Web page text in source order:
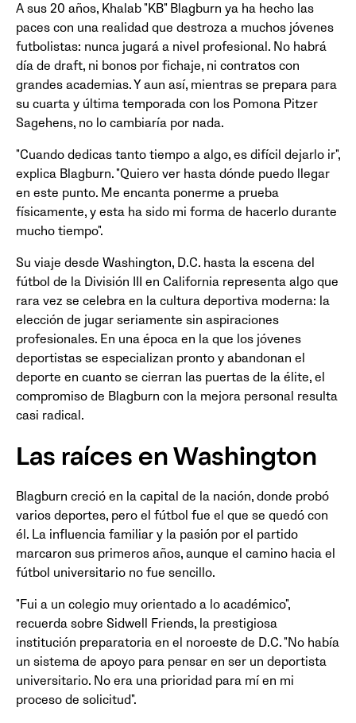
A sus 20 años, Khalab "KB" Blagburn ya ha hecho las
paces con una realidad que destroza a muchos jóvenes
futbolistas: nunca jugará a nivel profesional. No habrá
día de draft, ni bonos por fichaje, ni contratos con
grandes academias. Y aun así, mientras se prepara para
su cuarta y última temporada con los Pomona Pitzer
Sagehens, no lo cambiaría por nada.
"Cuando dedicas tanto tiempo a algo, es difícil dejarlo ir",
explica Blagburn. "Quiero ver hasta dónde puedo llegar
en este punto. Me encanta ponerme a prueba
físicamente, y esta ha sido mi forma de hacerlo durante
mucho tiempo".
Su viaje desde Washington, D.C. hasta la escena del
fútbol de la División III en California representa algo que
rara vez se celebra en la cultura deportiva moderna: la
elección de jugar seriamente sin aspiraciones
profesionales. En una época en la que los jóvenes
deportistas se especializan pronto y abandonan el
deporte en cuanto se cierran las puertas de la élite, el
compromiso de Blagburn con la mejora personal resulta
casi radical.
Las raíces en Washington
Blagburn creció en la capital de la nación, donde probó
varios deportes, pero el fútbol fue el que se quedó con
él. La influencia familiar y la pasión por el partido
marcaron sus primeros años, aunque el camino hacia el
fútbol universitario no fue sencillo.
"Fui a un colegio muy orientado a lo académico",
recuerda sobre Sidwell Friends, la prestigiosa
institución preparatoria en el noroeste de D.C. "No había
un sistema de apoyo para pensar en ser un deportista
universitario. No era una prioridad para mí en mi
proceso de solicitud".